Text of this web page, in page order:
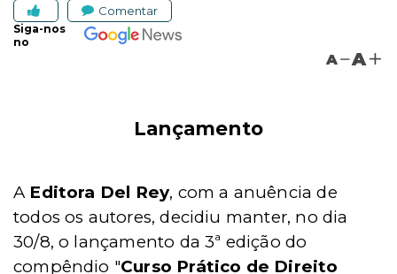
Comentar
Siga-nos
no
A A
Lançamento
A Editora Del Rey, com a anuência de
todos os autores, decidiu manter, no dia
30/8, o lançamento da 3ª edição do
compêndio "Curso Prático de Direito